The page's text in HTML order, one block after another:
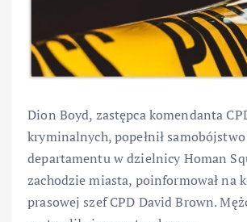
Dion Boyd, zastępca komendanta
kryminalnych, popełnił
departamentu w dzielnicy Homan
zachodzie miasta, poinformował na
prasowej szef CPD David Brown.